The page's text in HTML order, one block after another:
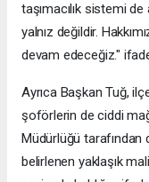
taşımacılık sistemi
yalnız değildir.
devam edeceğiz."
Ayrıca Başkan Tuğ,
şoförlerin de ciddi
Müdürlüğü tarafından
belirlenen yaklaşık